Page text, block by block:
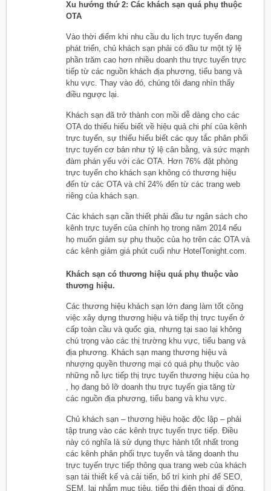
Xu hướng thứ 2: Các khách sạn quá phụ thuộc
OTA
Vào thời điểm khi nhu cầu du lịch trực tuyến đang
phát triển, chủ khách sạn phải có đầu tư một tỷ lệ
phần trăm cao hơn nhiều doanh thu trực tuyến trực
tiếp từ các nguồn khách địa phương, tiểu bang và
khu vực. Thay vào đó, chúng tôi đang nhìn thấy
điều ngược lại.
Khách sạn đã trở thành con mồi dễ dàng cho các
OTA do thiếu hiểu biết về hiệu quả chi phí của kênh
trực tuyến, sự thiếu hiểu biết các quy tắc phân phối
trực tuyến cơ bản như tỷ lệ cân bằng, và sức mạnh
đàm phán yếu với các OTA. Hơn 76% đặt phòng
trực tuyến cho khách sạn không có thương hiệu
đến từ các OTA và chỉ 24% đến từ các trang web
riêng của khách sạn.
Các khách sạn cần thiết phải đầu tư ngân sách cho
kênh trực tuyến của chính họ trong năm 2014 nếu
họ muốn giảm sự phụ thuộc của họ trên các OTA và
các kênh giảm giá phút cuối như HotelTonight.com.
Khách sạn có thương hiệu quá phụ thuộc vào
thương hiệu.
Các thương hiệu khách sạn lớn đang làm tốt công
việc xây dựng thương hiệu và tiếp thị trực tuyến ở
cấp toàn cầu và quốc gia, nhưng tại sao lại không
chú trọng vào các thị trường khu vực, tiểu bang và
địa phương. Khách sạn mang thương hiệu và
nhượng quyền thương mại có quá phụ thuộc vào
những nỗ lực tiếp thị trực tuyến thương hiệu của họ
, họ đang bỏ lỡ doanh thu trực tuyến gia tăng từ
các nguồn ​​địa phương, tiểu bang và khu vực.
Chủ khách sạn – thương hiệu hoặc độc lập – phải
tập trung vào các kênh trực tuyến trực tiếp. Điều
này có nghĩa là sử dụng thực hành tốt nhất trong
các kênh phân phối trực tuyến và tăng doanh thu
trực tuyến trực tiếp thông qua trang web của khách
sạn tái thiết kế và cải tiến, bố trí kinh phí để SEO,
SEM, lại nhắm mục tiêu, tiếp thị điện thoại di động,